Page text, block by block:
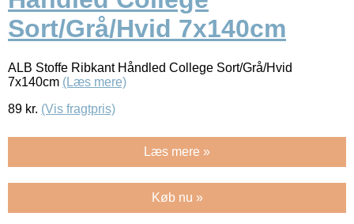
Sort/Grå/Hvid 7x140cm
ALB Stoffe Ribkant Håndled College Sort/Grå/Hvid
7x140cm (Læs mere)
89 kr. (Vis fragtpris)
Læs mere »
Køb nu »